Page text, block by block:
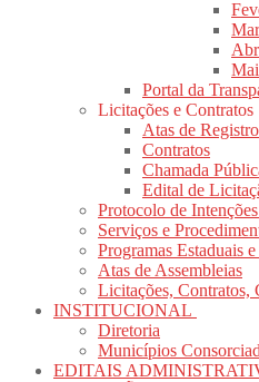
Portal da
Licitações e Contratos
Atas de
Contratos
Chamada
Edital de
Protocolo de
Serviços e
Programas Estaduais
Atas de Assembleias
Licitações, Contratos,
INSTITUCIONAL
Diretoria
Municípios
EDITAIS